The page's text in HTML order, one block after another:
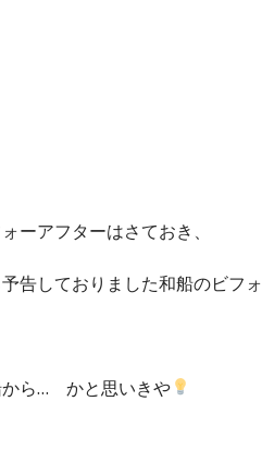
ーアフターはさておき、
告しておりました和船のビフォ
から… かと思いきや